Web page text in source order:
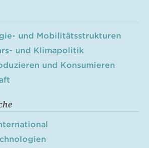
und Mobilitätsstrukturen
und Klimapolitik
und Konsumieren